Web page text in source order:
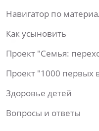
Навигатор по
Как усыновить
Проект "Семья:
Проект "1000 первых
Здоровье детей
Вопросы и ответы